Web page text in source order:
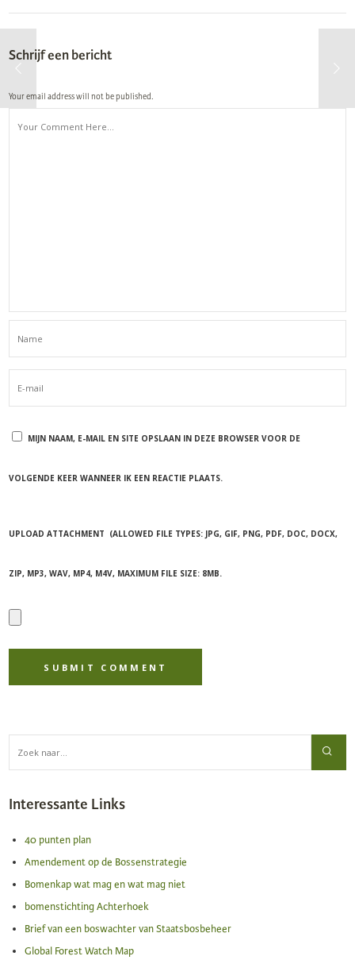
Schrijf een bericht
Your email address will not be published.
MIJN NAAM, E-MAIL EN SITE OPSLAAN IN DEZE BROWSER VOOR DE
VOLGENDE KEER WANNEER IK EEN REACTIE PLAATS.
UPLOAD ATTACHMENT (ALLOWED FILE TYPES: JPG, GIF, PNG, PDF, DOC, DOCX,
ZIP, MP3, WAV, MP4, M4V, MAXIMUM FILE SIZE: 8MB.
Interessante Links
40 punten plan
Amendement op de Bossenstrategie
Bomenkap wat mag en wat mag niet
bomenstichting Achterhoek
Brief van een boswachter van Staatsbosbeheer
Global Forest Watch Map